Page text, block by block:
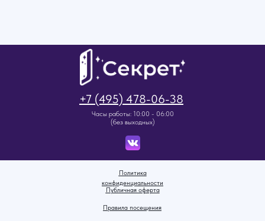
Часы работы: 10:00 - 06:00
(без выходных)
Политика
конфиденциальности
Публичная оферта
Правила посещения
+7 (495) 478-06-38